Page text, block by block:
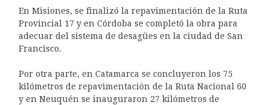
En Misiones, se finalizó la repavimentación de la Ruta
Provincial 17 y en Córdoba se completó la obra para
adecuar del sistema de desagües en la ciudad de San
Francisco.
Por otra parte, en Catamarca se concluyeron los 75
kilómetros de repavimentación de la Ruta Nacional 60
y en Neuquén se inauguraron 27 kilómetros de